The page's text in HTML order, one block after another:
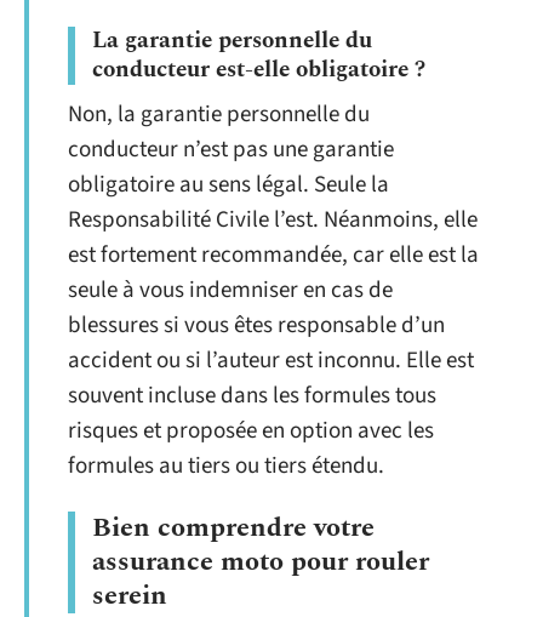
La garantie personnelle du
conducteur est-elle obligatoire ?
Non, la garantie personnelle du
conducteur n’est pas une garantie
obligatoire au sens légal. Seule la
Responsabilité Civile l’est. Néanmoins, elle
est fortement recommandée, car elle est la
seule à vous indemniser en cas de
blessures si vous êtes responsable d’un
accident ou si l’auteur est inconnu. Elle est
souvent incluse dans les formules tous
risques et proposée en option avec les
formules au tiers ou tiers étendu.
Bien comprendre votre
assurance moto pour rouler
serein